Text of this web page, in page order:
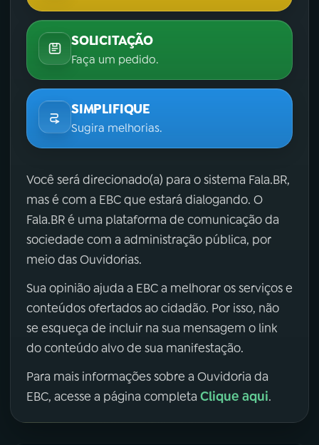
SOLICITAÇÃO
Faça um pedido.
SIMPLIFIQUE
Sugira melhorias.
Você será direcionado(a) para o sistema Fala.BR,
mas é com a EBC que estará dialogando. O
Fala.BR é uma plataforma de comunicação da
sociedade com a administração pública, por
meio das Ouvidorias.
Sua opinião ajuda a EBC a melhorar os serviços e
conteúdos ofertados ao cidadão. Por isso, não
se esqueça de incluir na sua mensagem o link
do conteúdo alvo de sua manifestação.
Para mais informações sobre a Ouvidoria da
EBC, acesse a página completa Clique aqui.